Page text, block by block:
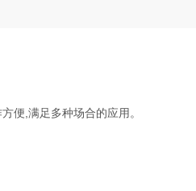
便,满足多种场合的应用。